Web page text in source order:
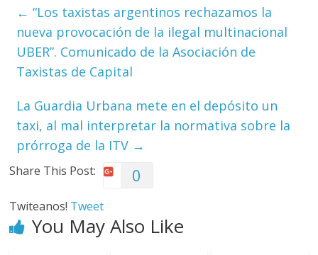
← “Los taxistas argentinos rechazamos la
nueva provocación de la ilegal multinacional
UBER”. Comunicado de la Asociación de
Taxistas de Capital
La Guardia Urbana mete en el depósito un
taxi, al mal interpretar la normativa sobre la
prórroga de la ITV →
Share This Post: 0
Twiteanos! Tweet
You May Also Like